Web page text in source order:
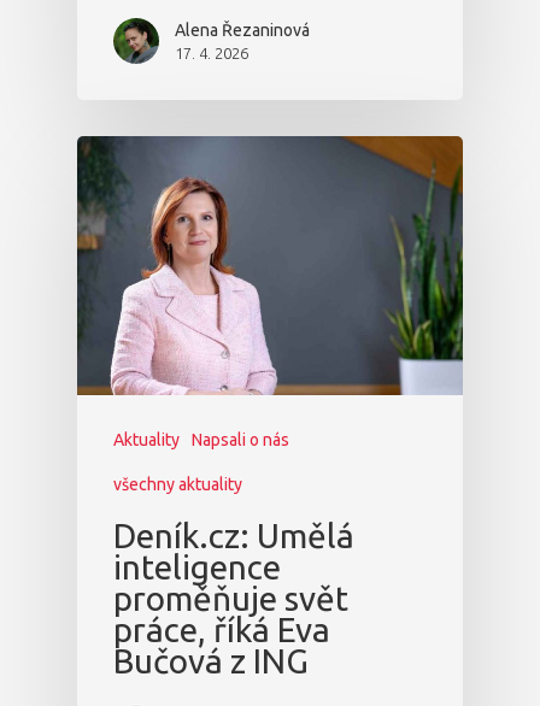
Alena Řezaninová
17. 4. 2026
Aktuality Napsali o nás
všechny aktuality
Deník.cz: Umělá
inteligence
proměňuje svět
práce, říká Eva
Bučová z ING